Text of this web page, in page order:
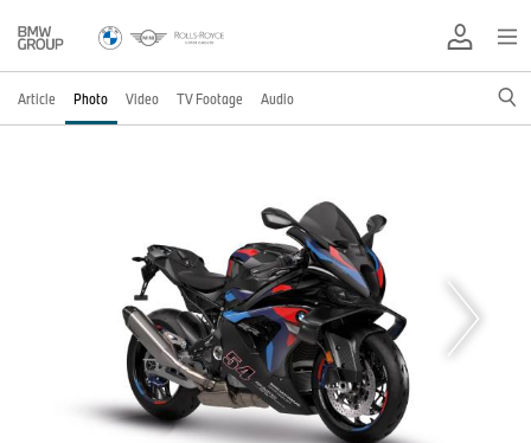
Article Photo Video TV Footage Audio